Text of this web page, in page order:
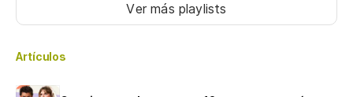
Ver más playlists
Artículos